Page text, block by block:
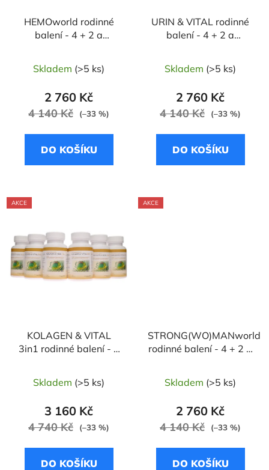
HEMOworld rodinné
balení - 4 + 2 a
čtyřhranný / Reveň
bajkalský
Skladem (>5 ks)
2 760 Kč
4 140 Kč (–33 %)
DO KOŠÍKU
URIN & VITAL rodinné
balení - 4 + 2 a
osinatý
Skladem (>5 ks)
2 760 Kč
4 140 Kč (–33 %)
DO KOŠÍKU
AKCE
KOLAGEN & VITAL
3in1 rodinné balení - 4
mořský / Kurkumovník
Skladem (>5 ks)
3 160 Kč
4 740 Kč (–33 %)
DO KOŠÍKU
AKCE
STRONG(WO)MANworld
rodinné balení - 4 + 2 a
Kozinec blanitý /
Skladem (>5 ks)
2 760 Kč
4 140 Kč (–33 %)
DO KOŠÍKU